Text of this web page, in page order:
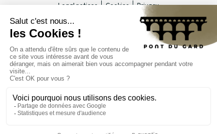
Legal notices
Cookies Privacy
PRACTICAL INFORMATION
Timetable
Access
Rates & season tickets
Contact
SPECIALIST PAGES
Tourism professionals &
Teachers & Schools
Journalists
THE PUBLIC INSTITUTION
Management